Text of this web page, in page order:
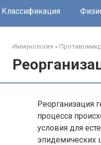
Классификация
Иммунология »
Реорганизация
процесса
условия для
эпидемических